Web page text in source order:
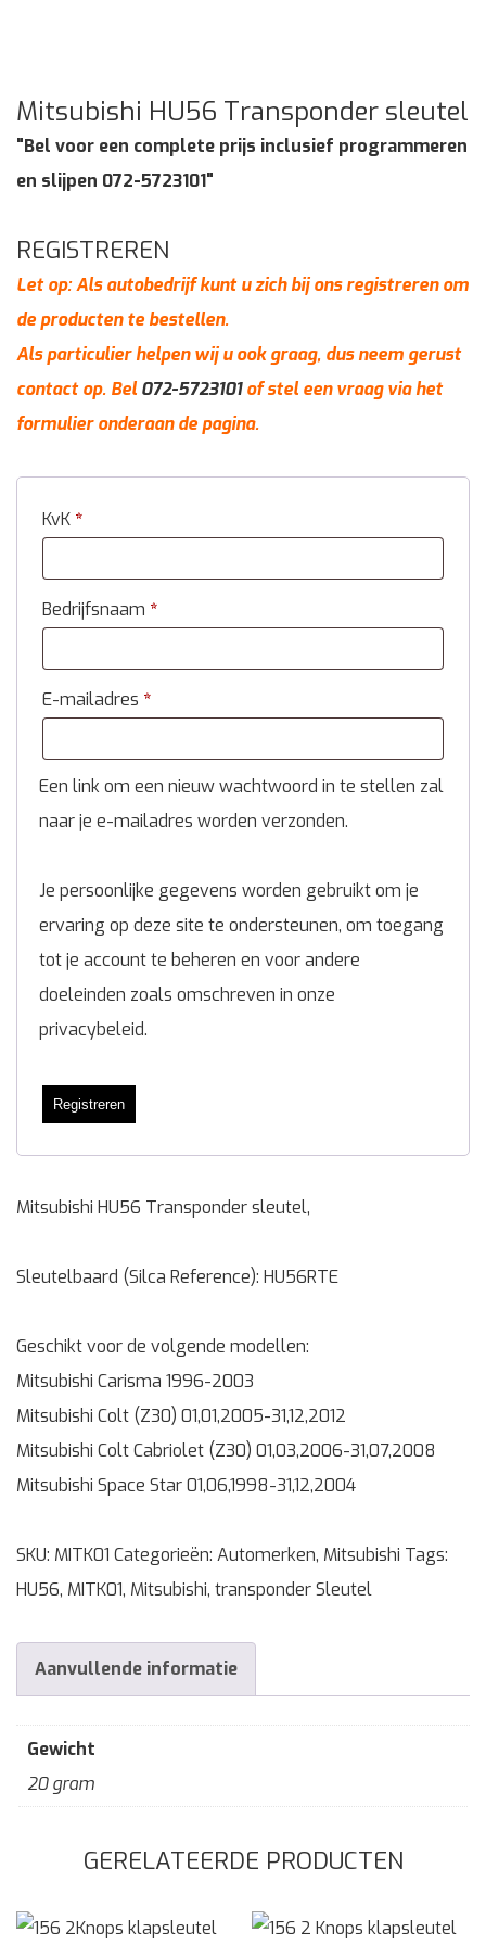
Mitsubishi HU56 Transponder sleutel
"Bel voor een complete prijs inclusief programmeren
en slijpen 072-5723101"
REGISTREREN
Let op: Als autobedrijf kunt u zich bij ons registreren om
de producten te bestellen.
Als particulier helpen wij u ook graag, dus neem gerust
contact op. Bel072-5723101of stel een vraag via het
formulier onderaan de pagina.
KvK *
Bedrijfsnaam *
E-mailadres *
Een link om een nieuw wachtwoord in te stellen zal
naar je e-mailadres worden verzonden.
Je persoonlijke gegevens worden gebruikt om je
ervaring op deze site te ondersteunen, om toegang
tot je account te beheren en voor andere
doeleinden zoals omschreven in onze
privacybeleid.
Registreren
Mitsubishi HU56 Transponder sleutel,
Sleutelbaard (Silca Reference): HU56RTE
Geschikt voor de volgende modellen:
Mitsubishi Carisma 1996-2003
Mitsubishi Colt (Z30) 01,01,2005-31,12,2012
Mitsubishi Colt Cabriolet (Z30) 01,03,2006-31,07,2008
Mitsubishi Space Star 01,06,1998-31,12,2004
SKU: MITK01 Categorieën: Automerken, Mitsubishi Tags:
HU56, MITK01, Mitsubishi, transponder Sleutel
Aanvullende informatie
Gewicht
20 gram
GERELATEERDE PRODUCTEN